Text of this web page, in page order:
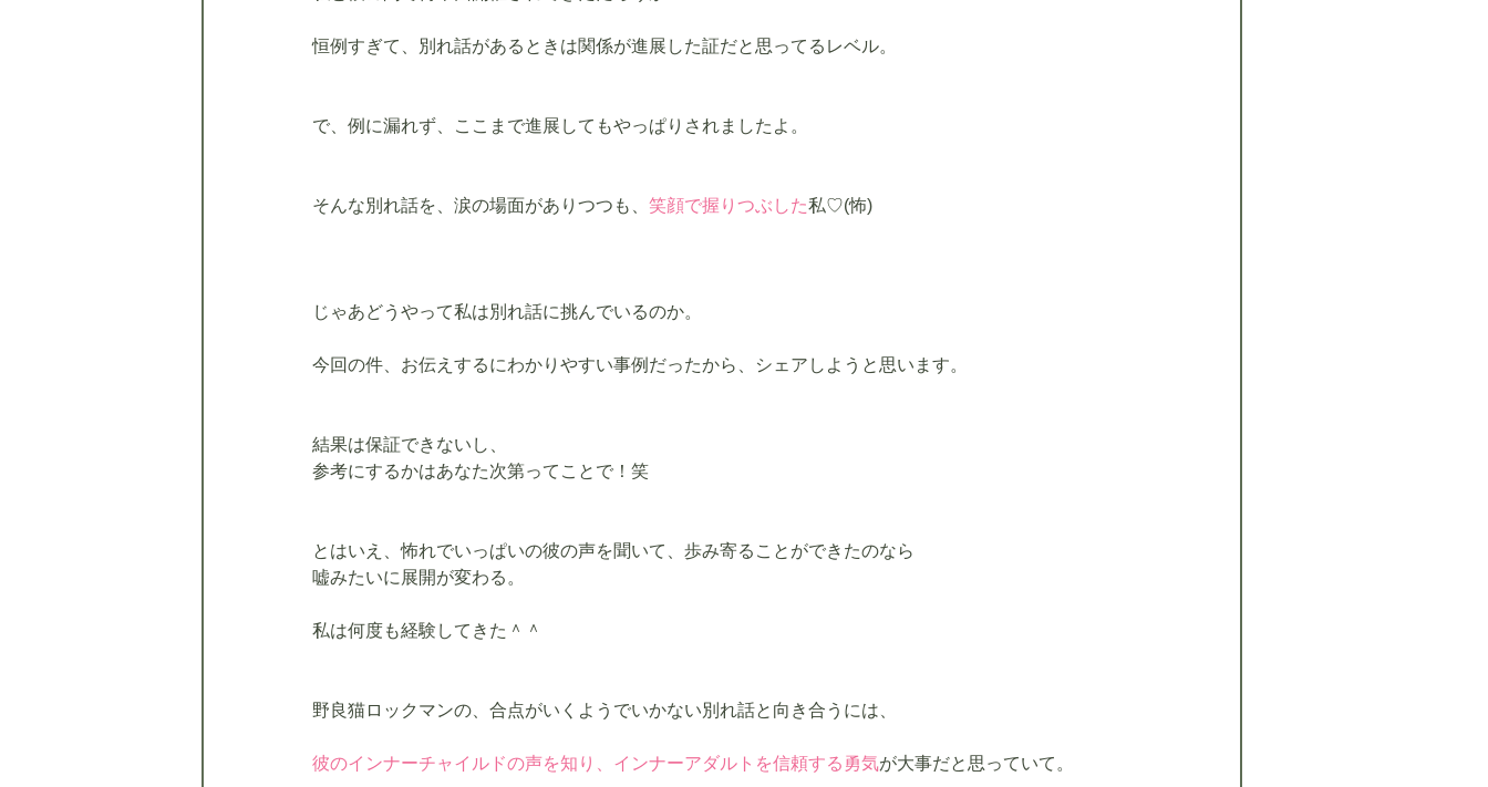
恒例すぎて、別れ話があるときは関係が進展した証だと思ってるレベル。
で、例に漏れず、ここまで進展してもやっぱりされましたよ。
そんな別れ話を、涙の場面がありつつも、 笑顔で握りつぶした私♡(怖)
じゃあどうやって私は別れ話に挑んでいるのか。
今回の件、お伝えするにわかりやすい事例だったから、シェアしようと思います。
結果は保証できないし、
参考にするかはあなた次第ってことで！笑
とはいえ、怖れでいっぱいの彼の声を聞いて、歩み寄ることができたのなら
嘘みたいに展開が変わる。
私は何度も経験してきた＾＾
野良猫ロックマンの、合点がいくようでいかない別れ話と向き合うには、
彼のインナーチャイルドの声を知り、インナーアダルトを信頼する勇気が大事だと思っていて。